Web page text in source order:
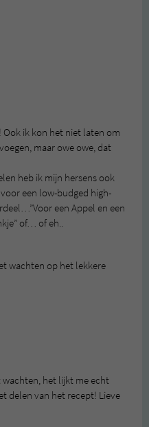
Ook ik kon het niet laten om
maar owe owe, dat
heb ik mijn hersens ook
een low-budged high-
een Appel en een
of… of eh..
wachten op het lekkere
wachten, het lijkt me echt
delen van het recept! Lieve